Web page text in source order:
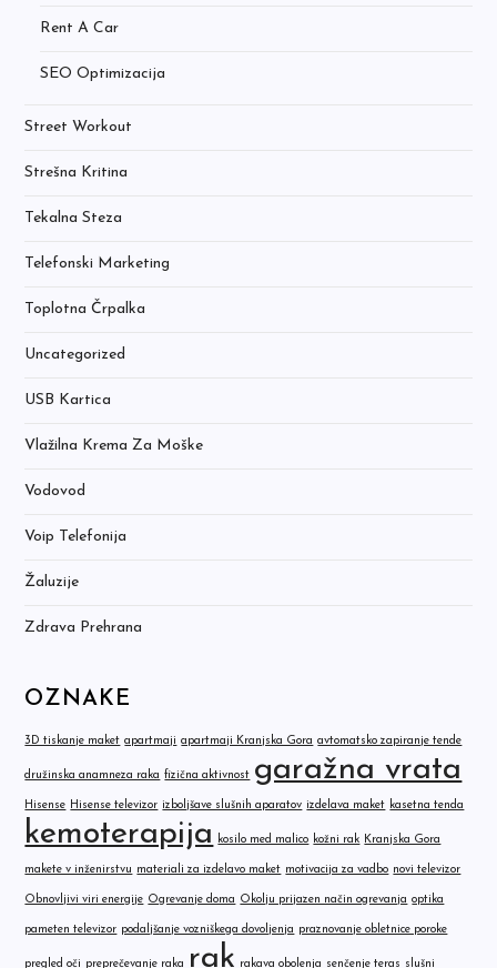
Rent A Car
SEO Optimizacija
Street Workout
Strešna Kritina
Tekalna Steza
Telefonski Marketing
Toplotna Črpalka
Uncategorized
USB Kartica
Vlažilna Krema Za Moške
Vodovod
Voip Telefonija
Žaluzije
Zdrava Prehrana
OZNAKE
3D tiskanje maket apartmaji apartmaji Kranjska Gora avtomatsko zapiranje tende
družinska anamneza raka fizična aktivnost garažna vrata
Hisense Hisense televizor izboljšave slušnih aparatov izdelava maket kasetna tenda
kemoterapija kosilo med malico kožni rak Kranjska Gora
makete v inženirstvu materiali za izdelavo maket motivacija za vadbo novi televizor
Obnovljivi viri energije Ogrevanje doma Okolju prijazen način ogrevanja optika
pameten televizor podaljšanje vozniškega dovoljenja praznovanje obletnice poroke
pregled oči preprečevanje raka rak rakava obolenja senčenje teras slušni